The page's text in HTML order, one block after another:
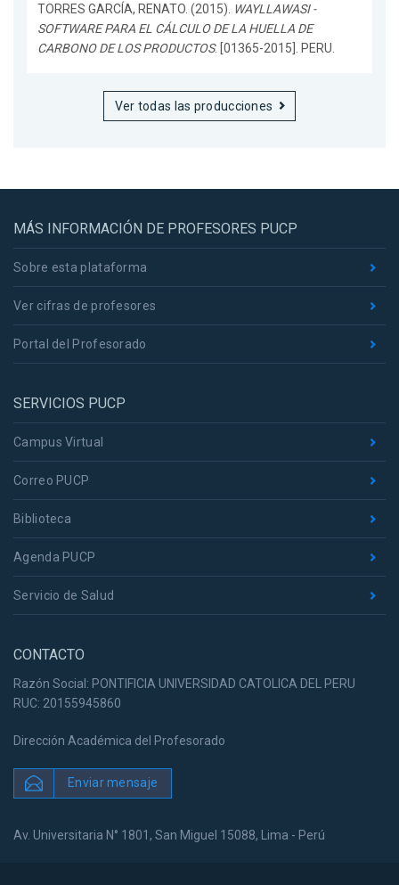
TORRES GARCÍA, RENATO. (2015). WAYLLAWASI -
SOFTWARE PARA EL CÁLCULO DE LA HUELLA DE
CARBONO DE LOS PRODUCTOS. [01365-2015]. PERU.
Ver todas las producciones
MÁS INFORMACIÓN DE PROFESORES PUCP
Sobre esta plataforma
Ver cifras de profesores
Portal del Profesorado
SERVICIOS PUCP
Campus Virtual
Correo PUCP
Biblioteca
Agenda PUCP
Servicio de Salud
CONTACTO
Razón Social: PONTIFICIA UNIVERSIDAD CATOLICA DEL PERU
RUC: 20155945860
Dirección Académica del Profesorado
Enviar mensaje
Av. Universitaria N° 1801, San Miguel 15088, Lima - Perú